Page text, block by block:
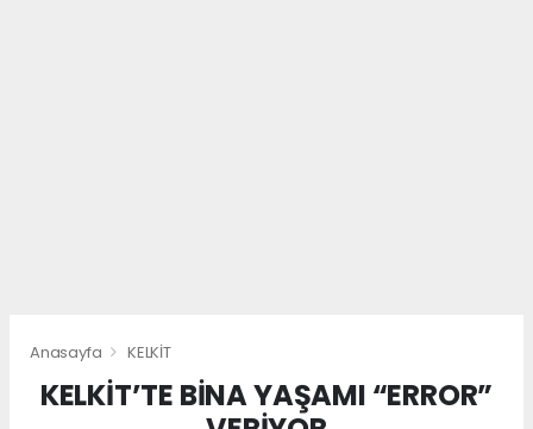
Anasayfa KELKİT
KELKİT’TE BİNA YAŞAMI “ERROR”